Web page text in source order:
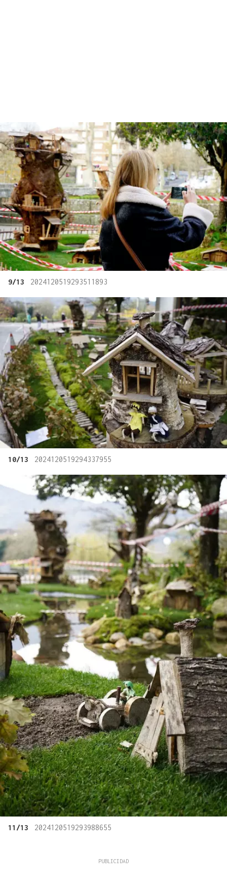
9/13 2024120519293511893
10/13 2024120519294337955
11/13 2024120519293988655